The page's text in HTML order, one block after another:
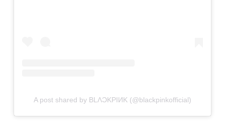
A post shared by BLΛƆKPIИK (@blackpinkofficial)